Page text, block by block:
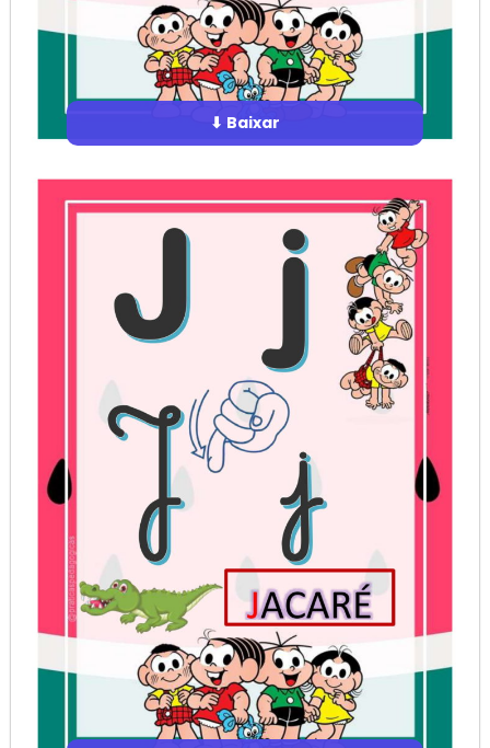
⬇ Baixar